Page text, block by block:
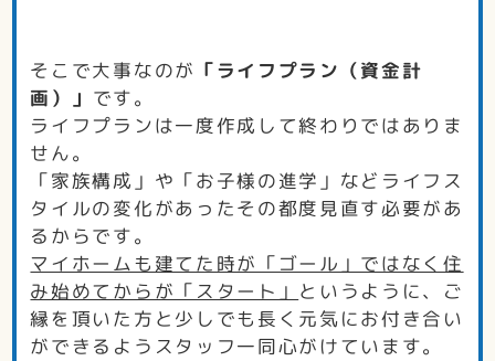
そこで大事なのが 「ライフプラン（資金計
画）」 です。
ライフプランは一度作成して終わりではありま
せん。
「家族構成」や「お子様の進学」などライフス
タイルの変化があったその都度見直す必要があ
るからです。
マイホームも建てた時が「ゴール」ではなく住
み始めてからが「スタート」 というように、ご
縁を頂いた方と少しでも長く元気にお付き合い
ができるようスタッフ一同心がけています。